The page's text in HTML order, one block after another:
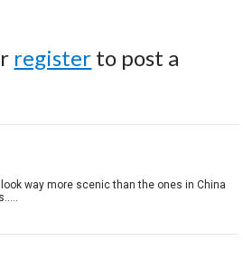
register to post a
way more scenic than the ones in China